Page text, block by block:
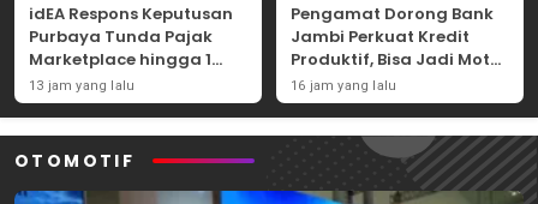
idEA Respons Keputusan
Purbaya Tunda Pajak
Marketplace hingga 1
November 2026
13 jam yang lalu
Pengamat Dorong Bank
Jambi Perkuat Kredit
Produktif, Bisa Jadi Motor
Ekonomi Daerah
16 jam yang lalu
OTOMOTIF